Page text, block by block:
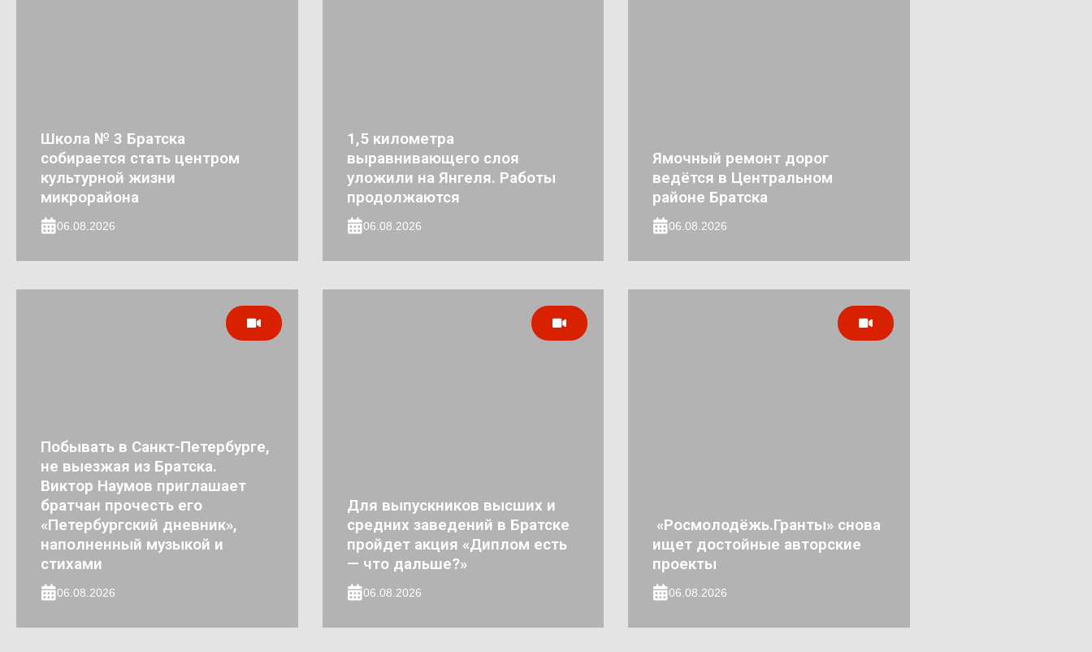
Школа № 3 Братска
собирается стать центром
культурной жизни
микрорайона
06.08.2026
1,5 километра
выравнивающего слоя
уложили на Янгеля. Работы
продолжаются
06.08.2026
Ямочный ремонт дорог
ведётся в Центральном
районе Братска
06.08.2026
Побывать в Санкт-Петербурге,
не выезжая из Братска.
Виктор Наумов приглашает
братчан прочесть его
«Петербургский дневник»,
наполненный музыкой и
стихами
06.08.2026
Для выпускников высших и
средних заведений в Братске
пройдет акция «Диплом есть
— что дальше?»
06.08.2026
«Росмолодёжь.Гранты» снова
ищет достойные авторские
проекты
06.08.2026